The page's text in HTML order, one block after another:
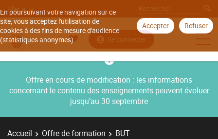
En poursuivant votre navigation sur ce
site, vous acceptez l'utilisation de
cookies à des fins de mesure d'audience
(statistiques anonymes).
Accepter Refuser
Aller à
Se connecter
Offre en cours de modification : les informations
concernant le contenu des enseignements peuvent évoluer
jusqu’au 30 septembre
Accueil Offre de formation
BUT